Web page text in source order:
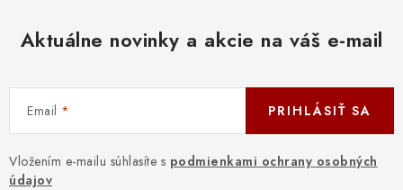
Aktuálne novinky a akcie na váš e-mail
Email
Vložením e-mailu súhlasíte s podmienkami ochrany osobných
údajov
PRIHLÁSIŤ SA